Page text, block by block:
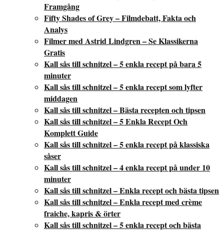
Framgång
Fifty Shades of Grey – Filmdebatt, Fakta och
Analys
Filmer med Astrid Lindgren – Se Klassikerna
Gratis
Kall sås till schnitzel – 5 enkla recept på bara 5
minuter
Kall sås till schnitzel – 5 enkla recept som lyfter
middagen
Kall sås till schnitzel – Bästa recepten och tipsen
Kall sås till schnitzel – 5 Enkla Recept Och
Komplett Guide
Kall sås till schnitzel – 5 enkla recept på klassiska
såser
Kall sås till schnitzel – 4 enkla recept på under 10
minuter
Kall sås till schnitzel – Enkla recept och bästa tipsen
Kall sås till schnitzel – Enkla recept med crème
fraiche, kapris & örter
Kall sås till schnitzel – 5 enkla recept och bästa